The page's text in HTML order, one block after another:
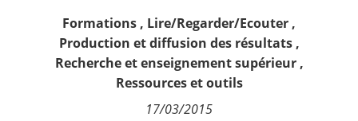
Contact
Formations , Lire/Regarder/Ecouter ,
Production et diffusion des résultats,
Recherche et enseignement supérieur,
Ressources et outils
17/03/2015